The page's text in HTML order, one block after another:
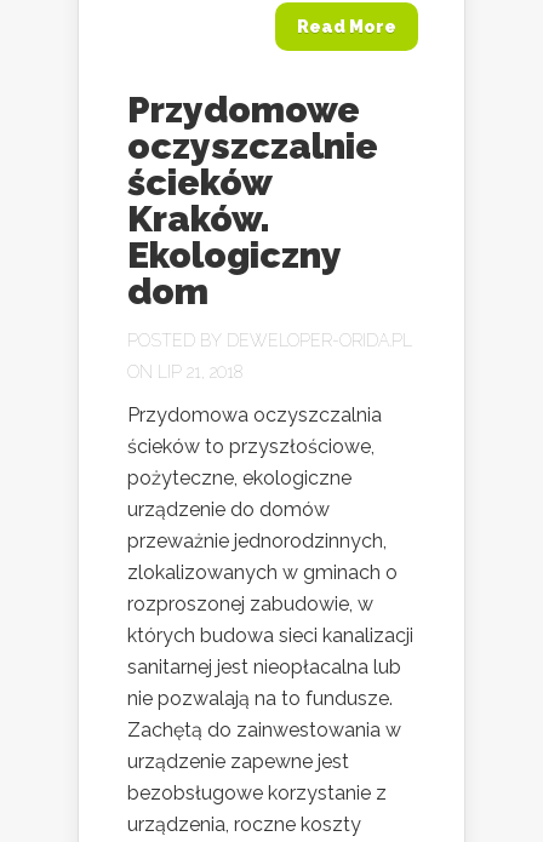
Read More
Przydomowe
oczyszczalnie
ścieków
Kraków.
Ekologiczny
dom
POSTED BY DEWELOPER-ORIDA.PL
ON LIP 21, 2018
Przydomowa oczyszczalnia
ścieków to przyszłościowe,
pożyteczne, ekologiczne
urządzenie do domów
przeważnie jednorodzinnych,
zlokalizowanych w gminach o
rozproszonej zabudowie, w
których budowa sieci kanalizacji
sanitarnej jest nieopłacalna lub
nie pozwalają na to fundusze.
Zachętą do zainwestowania w
urządzenie zapewne jest
bezobsługowe korzystanie z
urządzenia, roczne koszty